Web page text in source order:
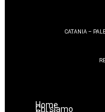
CATANIA –
Home
Chi siamo